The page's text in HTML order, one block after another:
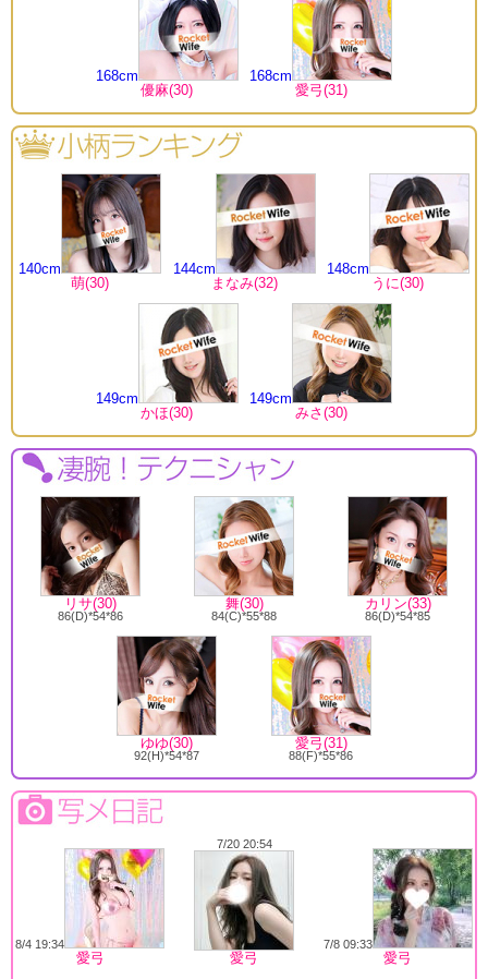
168cm
優麻(30)
168cm
愛弓(31)
140cm
萌(30)
144cm
まなみ(32)
148cm
うに(30)
149cm
かほ(30)
149cm
みさ(30)
リサ(30)
86(D)*54*86
舞(30)
84(C)*55*88
カリン(33)
86(D)*54*85
ゆゆ(30)
92(H)*54*87
愛弓(31)
88(F)*55*86
8/4 19:34
愛弓
7/20 20:54
愛弓
7/8 09:33
愛弓